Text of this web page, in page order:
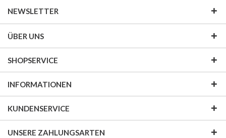
NEWSLETTER
ÜBER UNS
SHOPSERVICE
INFORMATIONEN
KUNDENSERVICE
UNSERE ZAHLUNGSARTEN